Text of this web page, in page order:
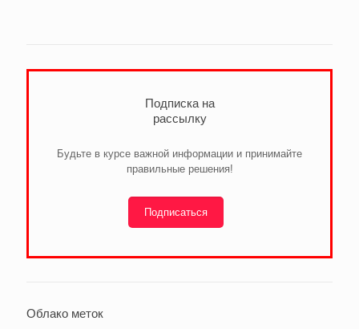
Подписка на
рассылку
Будьте в курсе важной информации и принимайте
правильные решения!
Подписаться
Облако меток